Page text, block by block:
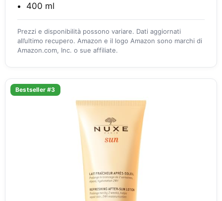
400 ml
Prezzi e disponibilità possono variare. Dati aggiornati
all’ultimo recupero. Amazon e il logo Amazon sono marchi di
Amazon.com, Inc. o sue affiliate.
Bestseller #3